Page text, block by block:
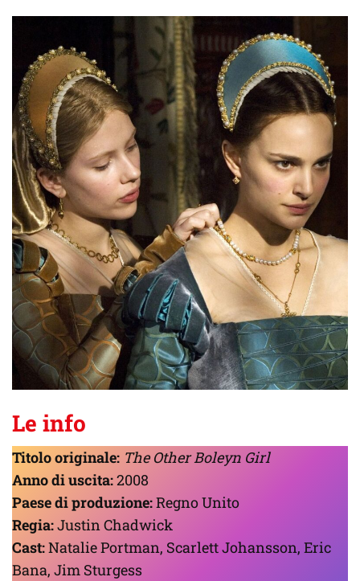
Le info
Titolo originale: The Other Boleyn Girl
Anno di uscita:2008
Paese di produzione:Regno Unito
Regia:Justin Chadwick
Cast:Natalie Portman, Scarlett Johansson, Eric
Bana, Jim Sturgess